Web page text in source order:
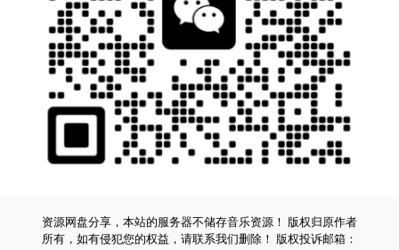
资源网盘分享，本站的服务器不储存音乐资源！ 版权归原作者
所有，如有侵犯您的权益，请联系我们删除！ 版权投诉邮箱：